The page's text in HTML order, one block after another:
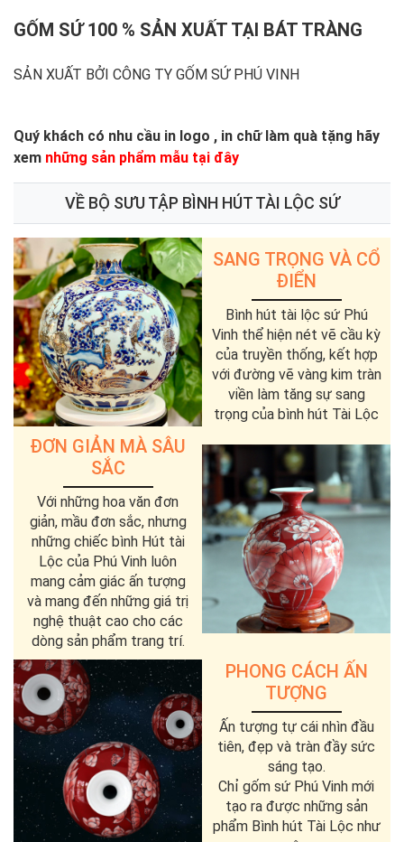
GỐM SỨ 100 % SẢN XUẤT TẠI BÁT TRÀNG
SẢN XUẤT BỞI CÔNG TY GỐM SỨ PHÚ VINH
Quý khách có nhu cầu in logo , in chữ làm quà tặng hãy
xem những sản phẩm mẫu tại đây
VỀ BỘ SƯU TẬP BÌNH HÚT TÀI LỘC SỨ
SANG TRỌNG VÀ CỔ
ĐIỂN
Bình hút tài lộc sứ Phú
Vinh thể hiện nét vẽ cầu kỳ
của truyền thống, kết hợp
với đường vẽ vàng kim tràn
viền làm tăng sự sang
trọng của bình hút Tài Lộc
ĐƠN GIẢN MÀ SÂU
SẮC
Với những hoa văn đơn
giản, mầu đơn sắc, nhưng
những chiếc bình Hút tài
Lộc của Phú Vinh luôn
mang cảm giác ấn tượng
và mang đến những giá trị
nghệ thuật cao cho các
dòng sản phẩm trang trí.
PHONG CÁCH ẤN
TƯỢNG
Ấn tượng tự cái nhìn đầu
tiên, đẹp và tràn đầy sức
sáng tạo.
Chỉ gốm sứ Phú Vinh mới
tạo ra được những sản
phẩm Bình hút Tài Lộc như